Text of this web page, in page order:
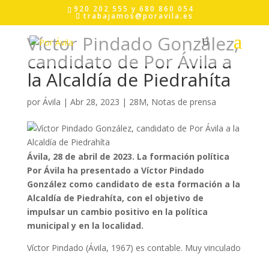
content
920 202 555 y 680 860 054
trabajamos@poravila.es
Víctor Pindado González,
candidato de Por Ávila a
la Alcaldía de Piedrahíta
por Ávila | Abr 28, 2023 | 28M, Notas de prensa
Ávila, 28 de abril de 2023. La formación política
Por Ávila ha presentado a Víctor Pindado
González como candidato de esta formación a la
Alcaldía de Piedrahíta, con el objetivo de
impulsar un cambio positivo en la política
municipal y en la localidad.
Víctor Pindado (Ávila, 1967) es contable. Muy vinculado